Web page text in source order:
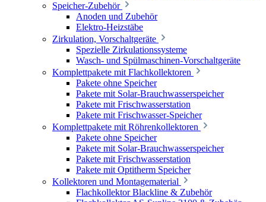
Speicher-Zubehör
Anoden und Zubehör
Elektro-Heizstäbe
Zirkulation, Vorschaltgeräte
Spezielle Zirkulationssysteme
Wasch- und Spülmaschinen-Vorschaltgeräte
Komplettpakete mit Flachkollektoren
Pakete ohne Speicher
Pakete mit Solar-Brauchwasserspeicher
Pakete mit Frischwasserstation
Pakete mit Frischwasser-Speicher
Komplettpakete mit Röhrenkollektoren
Pakete ohne Speicher
Pakete mit Solar-Brauchwasserspeicher
Pakete mit Frischwasserstation
Pakete mit Optitherm Speicher
Kollektoren und Montagematerial
Flachkollektor Blackline & Zubehör